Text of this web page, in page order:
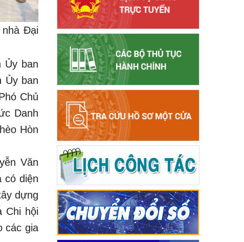
Đại
Ủy ban
Ủy ban
Chủ
Danh
Hòn
Văn
có diện
dựng
Chi hội
các gia